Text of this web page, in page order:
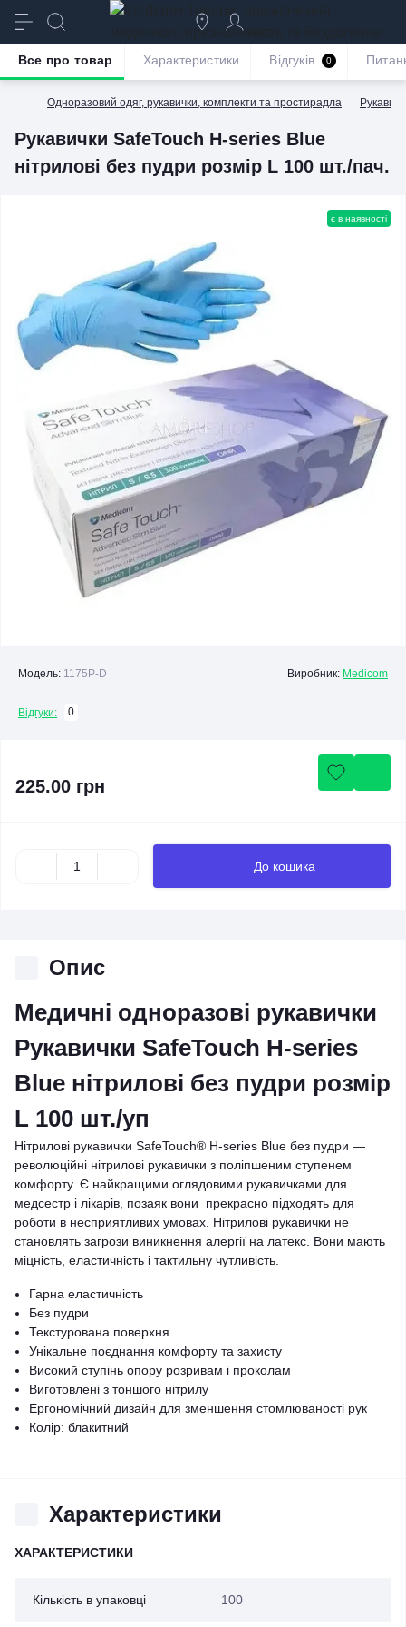
якість та бездоганне
обслуговування
Одноразовий одяг, рукавички, комплекти та простирадла
Рукавички SafeTouch H-series Blue
нітрилові без пудри розмір L 100 шт./пач.
Все про товар Характеристики Відгуків 0
є в наявності
Модель: 1175Р-D Виробник: Medicom
Відгуки: 0
225.00 грн
До кошика
Опис
Медичні одноразові рукавички
Рукавички SafeTouch H-series
Blue нітрилові без пудри розмір
L 100 шт./уп
Нітрилові рукавички SafeTouch® H-series Blue без пудри —
революційні нітрилові рукавички з поліпшеним ступенем
комфорту. Є найкращими оглядовими рукавичками для
медсестр і лікарів, позаяк вони прекрасно підходять для
роботи в несприятливих умовах. Нітрилові рукавички не
становлять загрози виникнення алергії на латекс. Вони мають
міцність, еластичність і тактильну чутливість.
Гарна еластичність
Без пудри
Текстурована поверхня
Унікальне поєднання комфорту та захисту
Високий ступінь опору розривам і проколам
Виготовлені з тоншого нітрилу
Ергономічний дизайн для зменшення стомлюваності рук
Колір: блакитний
Характеристики
ХАРАКТЕРИСТИКИ
Кількість в упаковці 100